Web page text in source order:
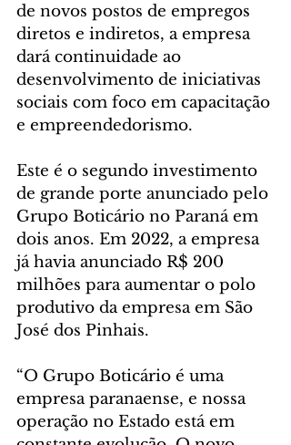
de novos postos de empregos
diretos e indiretos, a empresa
dará continuidade ao
desenvolvimento de iniciativas
sociais com foco em capacitação
e empreendedorismo.
Este é o segundo investimento
de grande porte anunciado pelo
Grupo Boticário no Paraná em
dois anos. Em 2022, a empresa
já havia anunciado R$ 200
milhões para aumentar o polo
produtivo da empresa em São
José dos Pinhais.
“O Grupo Boticário é uma
empresa paranaense, e nossa
operação no Estado está em